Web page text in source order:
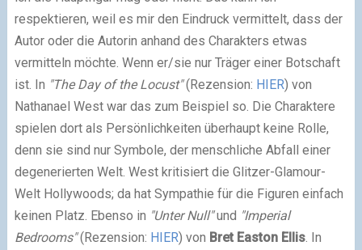
respektieren, weil es mir den Eindruck vermittelt, dass der
Autor oder die Autorin anhand des Charakters etwas
vermitteln möchte. Wenn er/sie nur Träger einer Botschaft
ist. In "The Day of the Locust"(Rezension: HIER) von
Nathanael West war das zum Beispiel so. Die Charaktere
spielen dort als Persönlichkeiten überhaupt keine Rolle,
denn sie sind nur Symbole, der menschliche Abfall einer
degenerierten Welt. West kritisiert die Glitzer-Glamour-
Welt Hollywoods; da hat Sympathie für die Figuren einfach
keinen Platz. Ebenso in "Unter Null"und "Imperial
Bedrooms"(Rezension: HIER) von Bret Easton Ellis. In